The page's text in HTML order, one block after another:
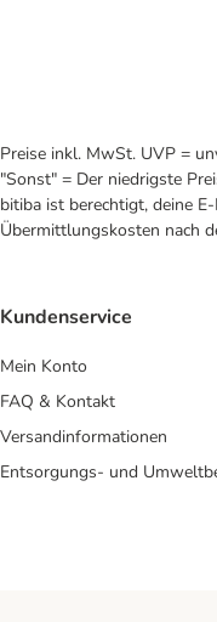
Preise inkl. MwSt. UVP =
"Sonst" = Der niedrigste
bitiba ist berechtigt, deine
Übermittlungskosten nach
Kundenservice
Mein Konto
FAQ & Kontakt
Versandinformationen
Entsorgungs- und